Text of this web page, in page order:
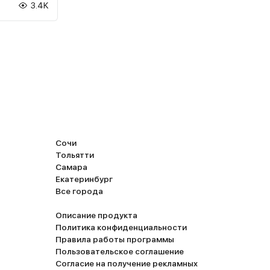
себя как
Лексус,
3.4K
Сочи
Тольятти
Самара
Екатеринбург
Все города
Описание продукта
Политика конфиденциальности
Правила работы программы
Пользовательское соглашение
Согласие на получение рекламных